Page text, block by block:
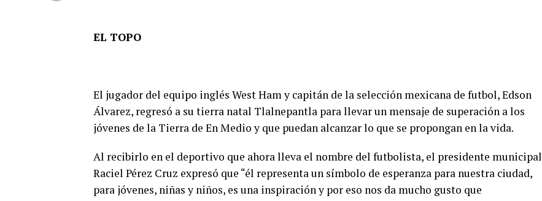
EL TOPO
El jugador del equipo inglés West Ham y capitán de la selección mexicana de futbol, Edson
Álvarez, regresó a su tierra natal Tlalnepantla para llevar un mensaje de superación a los
jóvenes de la Tierra de En Medio y que puedan alcanzar lo que se propongan en la vida.
Al recibirlo en el deportivo que ahora lleva el nombre del futbolista, el presidente municipal
Raciel Pérez Cruz expresó que “él representa un símbolo de esperanza para nuestra ciudad,
para jóvenes, niñas y niños, es una inspiración y por eso nos da mucho gusto que